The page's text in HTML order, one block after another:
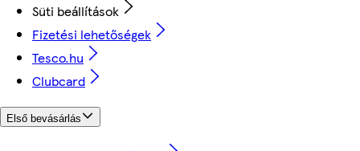
Süti beállítások
Fizetési lehetőségek
Tesco.hu
Clubcard
Első bevásárlás